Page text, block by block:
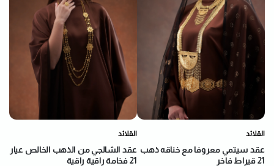
القلائد
عقد الشالجي من الذهب الخالص عيار
21 فخامة راقية راقية
القلائد
عقد سيتمي معروفا مع خناقه ذهب
21 قيراط فاخر